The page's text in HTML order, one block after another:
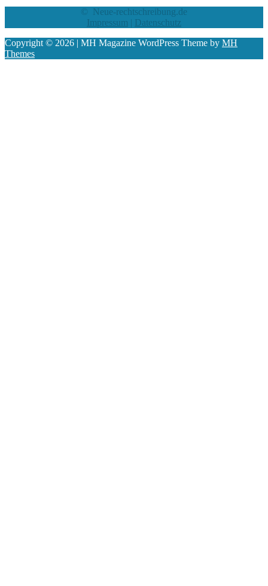
© Neue-rechtschreibung.de
Impressum | Datenschutz
Copyright © 2026 | MH Magazine WordPress Theme by MH
Themes